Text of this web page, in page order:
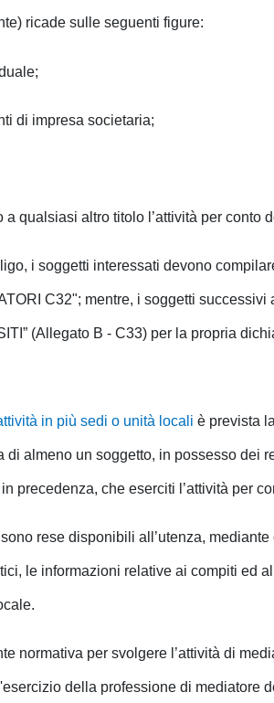
ricade sulle seguenti figure:
di impresa societaria;
qualsiasi altro titolo l’attività per conto
i soggetti interessati devono
C32"; mentre, i soggetti successivi
(Allegato B - C33) per la propria
in più sedi o unità locali è prevista
di almeno un soggetto, in possesso dei
precedenza, che eserciti l’attività per
rese disponibili all’utenza,
le informazioni relative ai compiti ed
normativa per svolgere l’attività di
della professione di mediatore